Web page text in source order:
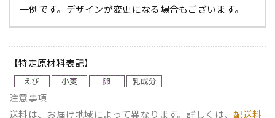
一例です。デザインが変更になる場合もございます。
【特定原材料表記】
注意事項
送料は、お届け地域によって異なります。詳しくは、配送料